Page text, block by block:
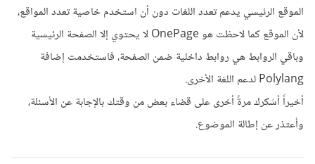
الموقع الرئيسي يدعم تعدد اللغات دون أن استخدم خاصية تعدد المواقع،
لأن الموقع كما لاحظت هو OnePage لا يحتوي إلا الصفحة الرئيسية
وباقي الروابط هي روابط داخلية ضمن الصفحة، فاستخدمت إضافة
Polylang لدعم اللغة الأخرى.
أخيراً أشكرك مرةً أخرى على قضاء بعض من وقتك بالإجابة عن الأسئلة،
وأعتذر عن إطالة الموضوع.